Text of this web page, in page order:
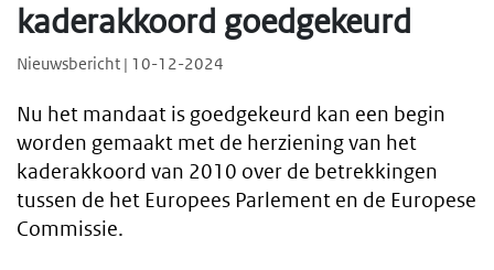
kaderakkoord goedgekeurd
Nieuwsbericht | 10-12-2024
Nu het mandaat is goedgekeurd kan een begin
worden gemaakt met de herziening van het
kaderakkoord van 2010 over de betrekkingen
tussen de het Europees Parlement en de Europese
Commissie.